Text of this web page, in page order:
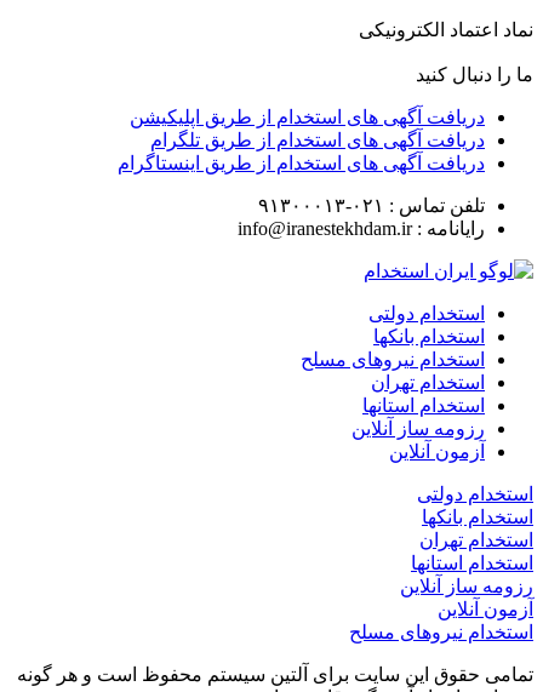
نماد اعتماد الکترونیکی
ما را دنبال کنید
دریافت آگهی های استخدام از طریق اپلیکیشن
دریافت آگهی های استخدام از طریق تلگرام
دریافت آگهی های استخدام از طریق اینستاگرام
تلفن تماس : ۰۲۱-۹۱۳۰۰۰۱۳
رایانامه :info@iranestekhdam.ir
استخدام دولتی
استخدام بانکها
استخدام نیروهای مسلح
استخدام تهران
استخدام استانها
رزومه ساز آنلاین
آزمون آنلاین
استخدام دولتی
استخدام بانکها
استخدام تهران
استخدام استانها
رزومه ساز آنلاین
آزمون آنلاین
استخدام نیروهای مسلح
تمامی حقوق این سایت برای آلتین سیستم محفوظ است و هر گونه